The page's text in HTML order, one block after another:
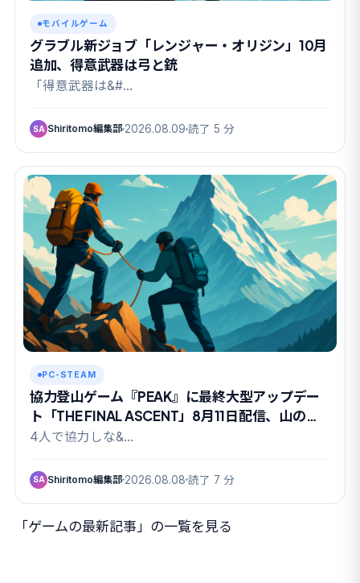
モバイルゲーム
グラブル新ジョブ「レンジャー・オリジン」10月
追加、得意武器は弓と銃
「得意武器は&#…
SA Shiritomo編集部 2026.08.09 読了 5 分
PC-STEAM
協力登山ゲーム『PEAK』に最終大型アップデー
ト「THE FINAL ASCENT」8月11日配信、山の日
に有終の美か
4人で協力しな&…
SA Shiritomo編集部 2026.08.08 読了 7 分
「ゲームの最新記事」の一覧を見る